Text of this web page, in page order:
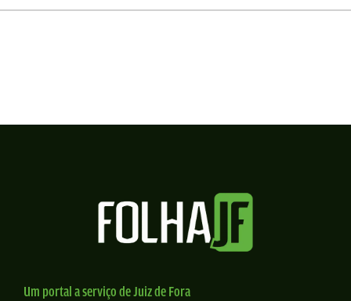
Um portal a serviço de Juiz de Fora